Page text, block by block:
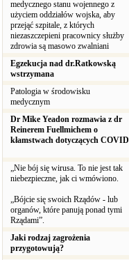
medycznego stanu wojennego z
użyciem oddziałów wojska, aby
przejąć szpitale, z których
niezaszczepieni pracownicy służby
zdrowia są masowo zwalniani
Egzekucja nad dr.Ratkowską
wstrzymana
Patologia w środowisku
medycznym
Dr Mike Yeadon rozmawia z dr
Reinerem Fuellmichem o
kłamstwach dotyczących COVID
„Nie bój się wirusa. To nie jest tak
niebezpieczne, jak ci wmówiono.
„Bójcie się swoich Rządów - lub
organów, które panują ponad tymi
Rządami”.
Jaki rodzaj zagrożenia
przygotowują?